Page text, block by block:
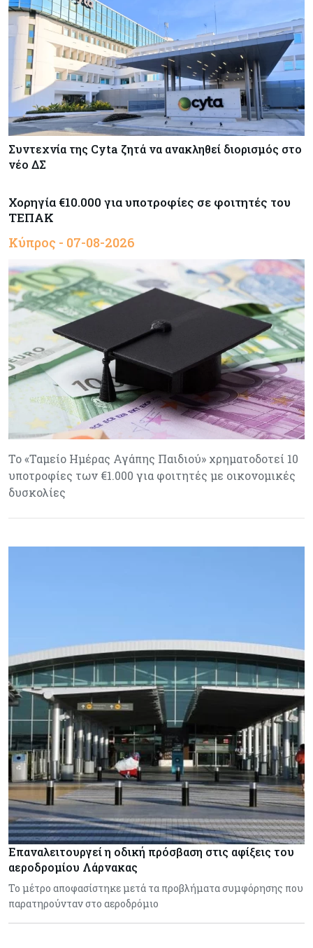
Συντεχνία της Cyta ζητά να ανακληθεί διορισμός στο
νέο ΔΣ
Χορηγία €10.000 για υποτροφίες σε φοιτητές του
ΤΕΠΑΚ
Κύπρος - 07-08-2026
Το «Ταμείο Ημέρας Αγάπης Παιδιού» χρηματοδοτεί 10
υποτροφίες των €1.000 για φοιτητές με οικονομικές
δυσκολίες
Επαναλειτουργεί η οδική πρόσβαση στις αφίξεις του
αεροδρομίου Λάρνακας
Το μέτρο αποφασίστηκε μετά τα προβλήματα συμφόρησης που
παρατηρούνταν στο αεροδρόμιο